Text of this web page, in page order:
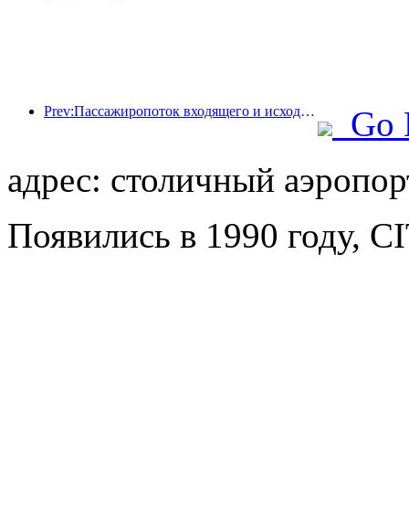
Prev:Пассажиропоток входящего и исходящего пассажиров аэропорта Шэньчжэня резко возрастает во время летних каникул, и многие иностранные авиакомпании увеличивают число своих маршрутов в Китае
Go
адрес: столичный
Появились в 1990 году,